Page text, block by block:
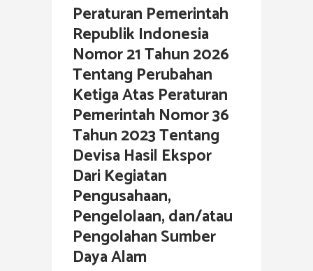
Peraturan Pemerintah
Republik Indonesia
Nomor 21 Tahun 2026
Tentang Perubahan
Ketiga Atas Peraturan
Pemerintah Nomor 36
Tahun 2023 Tentang
Devisa Hasil Ekspor
Dari Kegiatan
Pengusahaan,
Pengelolaan, dan/atau
Pengolahan Sumber
Daya Alam